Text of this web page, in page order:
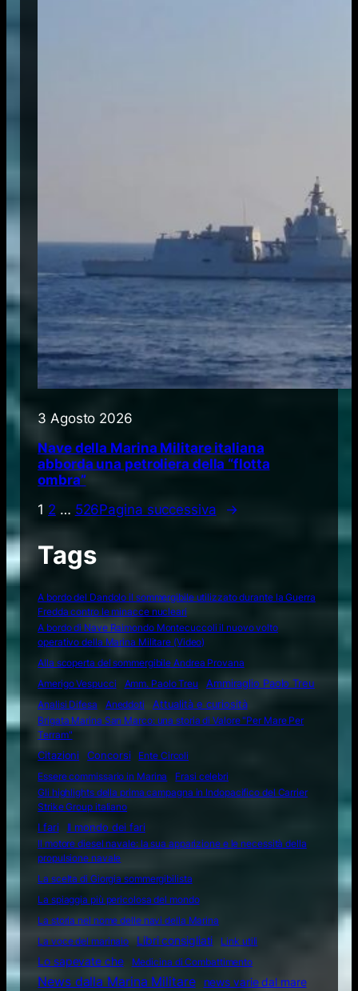
3 Agosto 2026
Nave della Marina Militare italiana
abborda una petroliera della “flotta
ombra”
1 2 … 526Pagina successiva →
Tags
A bordo del Dandolo il sommergibile utilizzato durante la Guerra
Fredda contro le minacce nucleari
A bordo di Nave Raimondo Montecuccoli il nuovo volto
operativo della Marina Militare (Video)
Alla scoperta del sommergibile Andrea Provana
Amerigo Vespucci
Amm. Paolo Treu
Ammiraglio Paolo Treu
Analisi Difesa
Aneddoti Attualità e curiosità
Brigata Marina San Marco: una storia di Valore "Per Mare Per
Terram"
Citazioni
Concorsi
Ente Circoli
Essere commissario in Marina
Frasi celebri
Gli highlights della prima campagna in Indopacifico del Carrier
Strike Group italiano
I fari
Il mondo dei fari
Il motore diesel navale: la sua apparizione e le necessità della
propulsione navale
La scelta di Giorgia sommergibilista
La spiaggia più pericolosa del mondo
La storia nel nome delle navi della Marina
La voce del marinaio
Libri consigliati Link utili
Lo sapevate che Medicina di Combattimento
News dalla Marina Militare
news varie dal mare